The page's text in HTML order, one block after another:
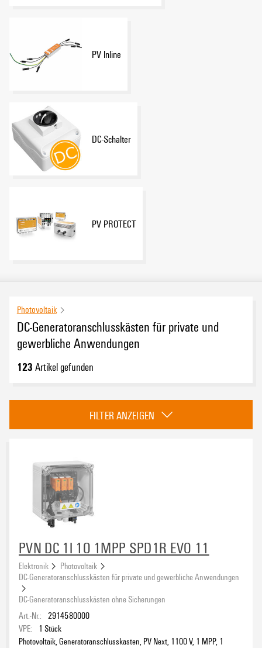
PV Inline
DC-Schalter
PV PROTECT
Photovoltaik
DC-Generatoranschlusskästen für private und
gewerbliche Anwendungen
123 Artikel gefunden
PV Inline(2)
DC-Schalter(4)
PV PROTECT(12)
Zulassungen
eCAD-System
Anzahl der Maximum Power Points (MPP)
FILTER ANZEIGEN
PVN DC 1I 1O 1MPP SPD1R EVO 11
Elektronik
Photovoltaik
DC-Generatoranschlusskästen für private und gewerbliche Anwendungen
DC-Generatoranschlusskästen ohne Sicherungen
Art.-Nr.: 2914580000
VPE:
1 Stück
Photovoltaik, Generatoranschlusskasten, PV Next, 1100 V, 1 MPP, 1